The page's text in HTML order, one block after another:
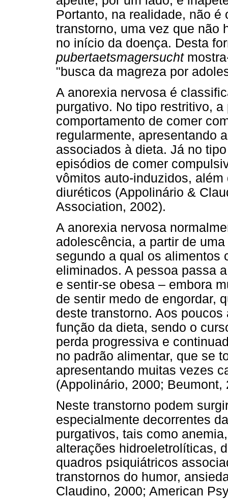
Portanto, na realidade, não
transtorno, uma vez que não
no início da doença. Desta
pubertaetsmagersucht
"busca da magreza por
A anorexia nervosa é
purgativo. No tipo restritivo,
comportamento de comer
regularmente, apresentando
associados à dieta. Já no
episódios de comer
vômitos auto-induzidos,
diuréticos (Appolinário &
Association, 2002).
A anorexia nervosa
adolescência, a partir de
segundo a qual os alimentos
eliminados. A pessoa passa
e sentir-se obesa – embora
de sentir medo de engordar,
deste transtorno. Aos
função da dieta, sendo o
perda progressiva e
no padrão alimentar, que se
apresentando muitas vezes
(Appolinário, 2000; Beumont,
Neste transtorno podem
especialmente decorrentes
purgativos, tais como
alterações hidroeletrolíticas,
quadros psiquiátricos
transtornos do humor,
Claudino, 2000; American